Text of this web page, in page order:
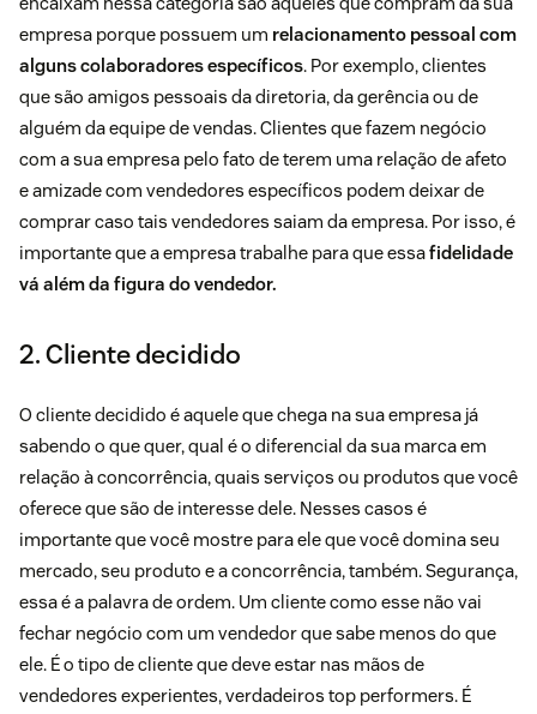
empresa porque possuem um relacionamento pessoal com
alguns colaboradores específicos. Por exemplo, clientes
que são amigos pessoais da diretoria, da gerência ou de
alguém da equipe de vendas. Clientes que fazem negócio
com a sua empresa pelo fato de terem uma relação de afeto
e amizade com vendedores específicos podem deixar de
comprar caso tais vendedores saiam da empresa. Por isso, é
importante que a empresa trabalhe para que essafidelidade
vá além da figura do vendedor.
2. Cliente decidido
O cliente decidido é aquele que chega na sua empresa já
sabendo o que quer, qual é o diferencial da sua marca em
relação à concorrência, quais serviços ou produtos que você
oferece que são de interesse dele. Nesses casos é
importante que você mostre para ele que você domina seu
mercado, seu produto e a concorrência, também. Segurança,
essa é a palavra de ordem. Um cliente como esse não vai
fechar negócio com um vendedor que sabe menos do que
ele. É o tipo de cliente que deve estar nas mãos de
vendedores experientes, verdadeiros top performers. É